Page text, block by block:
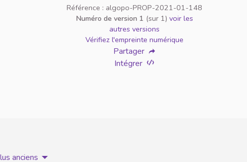
Référence : algopo-PROP-2021-01-148
Numéro de version 1 (sur 1) voir les
autres versions
Vérifiez l'empreinte numérique
Partager
Intégrer
anciens